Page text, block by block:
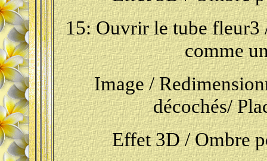
15: Ouvrir le tube
comme
Image /
décochés/
Effet 3D / Ombre